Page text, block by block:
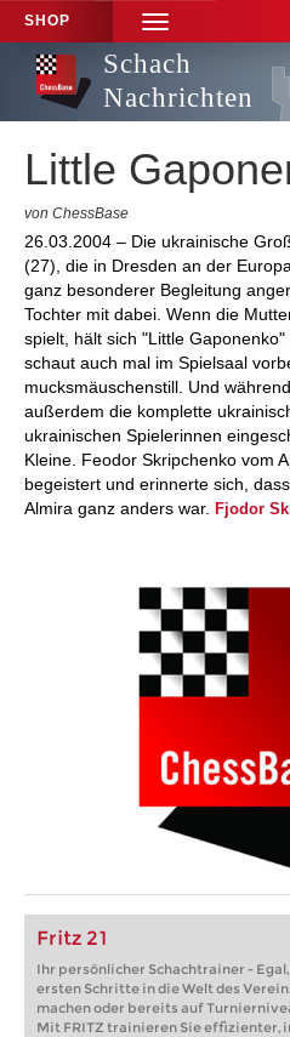
SHOP
TOGGLE
NAVIGATION
Schach
Nachrichten
Little
von ChessBase
26.03.2004 – Die ukrainische
(27), die in Dresden an der
ganz besonderer Begleitung
Tochter mit dabei. Wenn die
spielt, hält sich "Little
schaut auch mal im Spielsaal
mucksmäuschenstill. Und
außerdem die komplette
ukrainischen Spielerinnen
Kleine. Feodor Skripchenko vom
begeistert und erinnerte sich,
Almira ganz anders war. Fjodor
Fritz 21
Ihr persönlicher Schachtrainer -
ersten Schritte in die Welt des
machen oder bereits auf
Mit FRITZ trainieren Sie effizienter,